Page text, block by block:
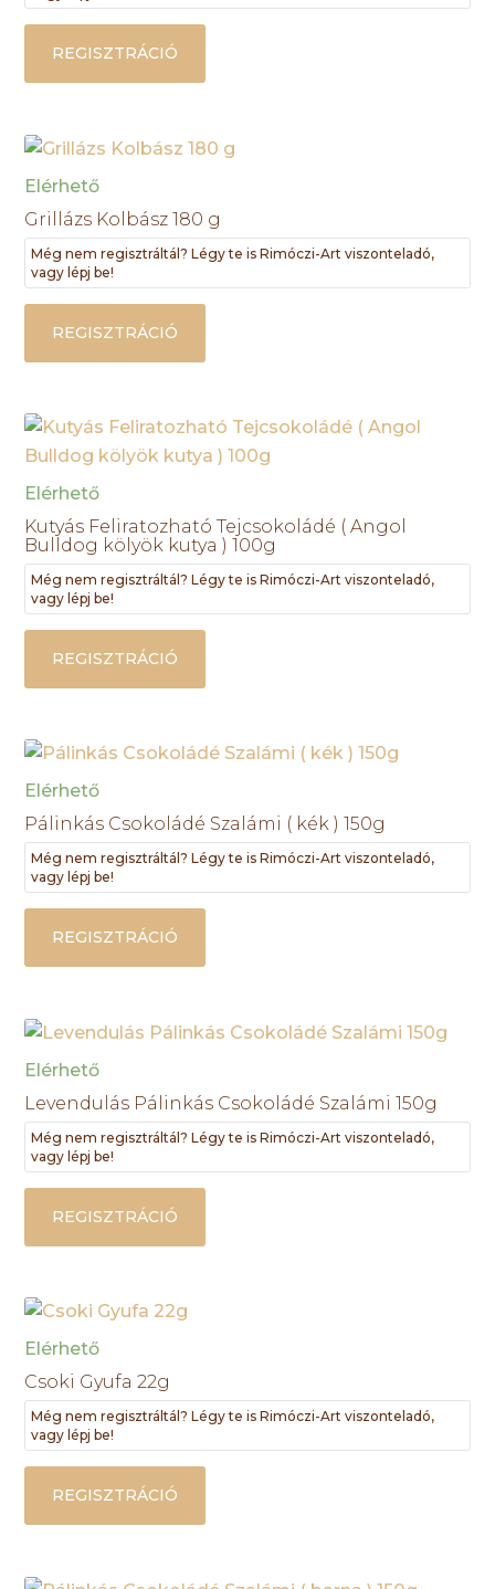
REGISZTRÁCIÓ
Elérhető
Grillázs Kolbász 180 g
Még nem regisztráltál? Légy te is Rimóczi-Art viszonteladó,
vagy lépj be!
REGISZTRÁCIÓ
Elérhető
Kutyás Feliratozható Tejcsokoládé ( Angol
Bulldog kölyök kutya ) 100g
Még nem regisztráltál? Légy te is Rimóczi-Art viszonteladó,
vagy lépj be!
REGISZTRÁCIÓ
Elérhető
Pálinkás Csokoládé Szalámi ( kék ) 150g
Még nem regisztráltál? Légy te is Rimóczi-Art viszonteladó,
vagy lépj be!
REGISZTRÁCIÓ
Elérhető
Levendulás Pálinkás Csokoládé Szalámi 150g
Még nem regisztráltál? Légy te is Rimóczi-Art viszonteladó,
vagy lépj be!
REGISZTRÁCIÓ
Elérhető
Csoki Gyufa 22g
Még nem regisztráltál? Légy te is Rimóczi-Art viszonteladó,
vagy lépj be!
REGISZTRÁCIÓ